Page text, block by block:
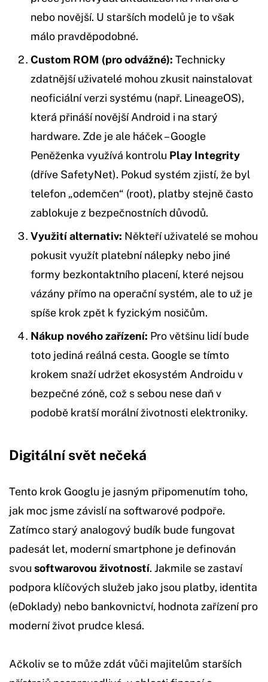
nebo novější. U starších modelů je to však
málo pravděpodobné.
Custom ROM (pro odvážné): Technicky
zdatnější uživatelé mohou zkusit nainstalovat
neoficiální verzi systému (např. LineageOS),
která přináší novější Android i na starý
hardware. Zde je ale háček – Google
Peněženka využívá kontrolu Play Integrity
(dříve SafetyNet). Pokud systém zjistí, že byl
telefon „odemčen“ (root), platby stejně často
zablokuje z bezpečnostních důvodů.
Využití alternativ: Někteří uživatelé se mohou
pokusit využít platební nálepky nebo jiné
formy bezkontaktního placení, které nejsou
vázány přímo na operační systém, ale to už je
spíše krok zpět k fyzickým nosičům.
Nákup nového zařízení: Pro většinu lidí bude
toto jediná reálná cesta. Google se tímto
krokem snaží udržet ekosystém Androidu v
bezpečné zóně, což s sebou nese daň v
podobě kratší morální životnosti elektroniky.
Digitální svět nečeká
Tento krok Googlu je jasným připomenutím toho,
jak moc jsme závislí na softwarové podpoře.
Zatímco starý analogový budík bude fungovat
padesát let, moderní smartphone je definován
svou softwarovou životností. Jakmile se zastaví
podpora klíčových služeb jako jsou platby, identita
(eDoklady) nebo bankovnictví, hodnota zařízení pro
moderní život prudce klesá.
Ačkoliv se to může zdát vůči majitelům starších